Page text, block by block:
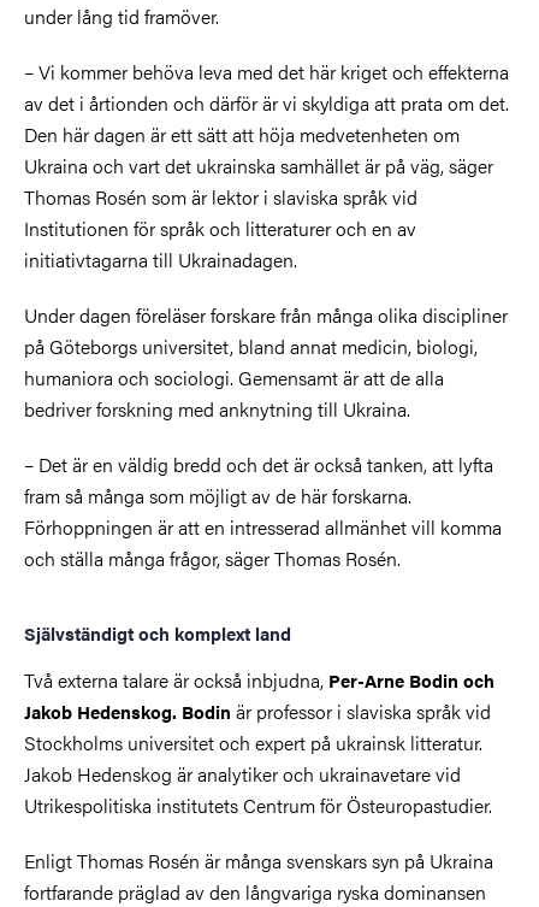
under lång tid framöver.
– Vi kommer behöva leva med det här kriget och effekterna
av det i årtionden och därför är vi skyldiga att prata om det.
Den här dagen är ett sätt att höja medvetenheten om
Ukraina och vart det ukrainska samhället är på väg, säger
Thomas Rosén som är lektor i slaviska språk vid
Institutionen för språk och litteraturer och en av
initiativtagarna till Ukrainadagen.
Under dagen föreläser forskare från många olika discipliner
på Göteborgs universitet, bland annat medicin, biologi,
humaniora och sociologi. Gemensamt är att de alla
bedriver forskning med anknytning till Ukraina.
– Det är en väldig bredd och det är också tanken, att lyfta
fram så många som möjligt av de här forskarna.
Förhoppningen är att en intresserad allmänhet vill komma
och ställa många frågor, säger Thomas Rosén.
Självständigt och komplext land
Två externa talare är också inbjudna, Per-Arne Bodin och
Jakob Hedenskog. Bodin är professor i slaviska språk vid
Stockholms universitet och expert på ukrainsk litteratur.
Jakob Hedenskog är analytiker och ukrainavetare vid
Utrikespolitiska institutets Centrum för Östeuropastudier.
Enligt Thomas Rosén är många svenskars syn på Ukraina
fortfarande präglad av den långvariga ryska dominansen